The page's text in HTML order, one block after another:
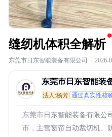
缝纫机体积全解析
东莞市日东智能装备有限公司 · 2026-
东莞市日东智能装
法人:杨芳 通过真实性核
东莞市日东智能装备有限公
市，主营窗帘自动裁切机、